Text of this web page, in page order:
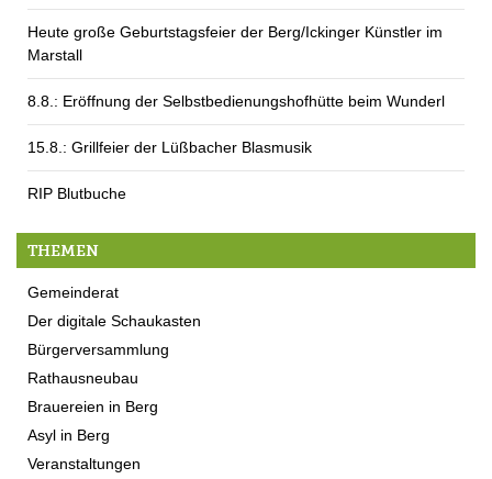
Heute große Geburtstagsfeier der Berg/Ickinger Künstler im
Marstall
8.8.: Eröffnung der Selbstbedienungshofhütte beim Wunderl
15.8.: Grillfeier der Lüßbacher Blasmusik
RIP Blutbuche
THEMEN
Gemeinderat
Der digitale Schaukasten
Bürgerversammlung
Rathausneubau
Brauereien in Berg
Asyl in Berg
Veranstaltungen